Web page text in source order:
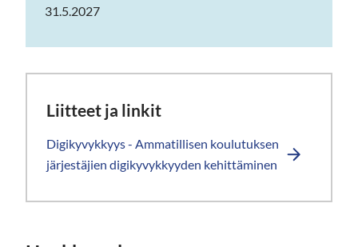
31.5.2027
Liitteet ja linkit
Digikyvykkyys - Ammatillisen koulutuksen
järjestäjien digikyvykkyyden kehittäminen